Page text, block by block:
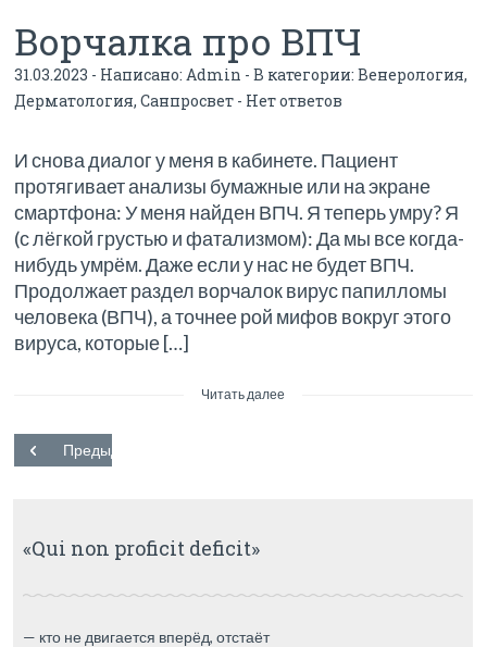
Ворчалка про ВПЧ
31.03.2023 - Написано:Admin - В категории:Венерология,
Дерматология,Санпросвет - Нет ответов
И снова диалог у меня в кабинете. Пациент
протягивает анализы бумажные или на экране
смартфона: У меня найден ВПЧ. Я теперь умру? Я
(с лёгкой грустью и фатализмом): Да мы все когда-
нибудь умрём. Даже если у нас не будет ВПЧ.
Продолжает раздел ворчалок вирус папилломы
человека (ВПЧ), а точнее рой мифов вокруг этого
вируса, которые […]
Читать далее
Предыдущий
«Qui non proficit deficit»
— кто не двигается вперёд, отстаёт